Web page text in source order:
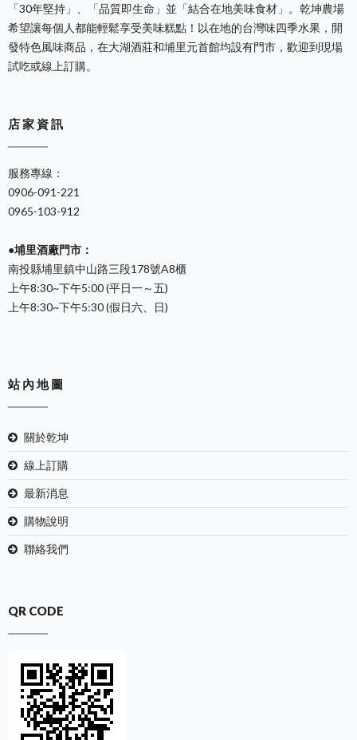
「30年堅持」、「品質即生命」並「結合在地美味食材」。乾坤農場
希望讓每個人都能輕鬆享受美味糕點！以在地的台灣味四季水果，開
發特色風味商品，在大湖酒莊和埔里元首館均設有門市，歡迎到現場
試吃或線上訂購。
店 家 資 訊
服務專線：
0906-091-221
0965-103-912
●埔里酒廠門市：
南投縣埔里鎮中山路三段178號A8櫃
上午8:30~下午5:00 (平日一～五)
上午8:30~下午5:30 (假日六、日)
站 內 地 圖
關於乾坤
線上訂購
最新消息
購物說明
聯絡我們
QR CODE